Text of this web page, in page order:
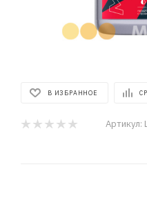
В ИЗБРАННОЕ
Артикул: